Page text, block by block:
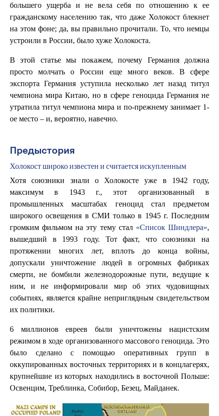
большего ущерба и не вела себя по отношению к ее
гражданскому населению так, что даже Холокост блекнет
на этом фоне; да, вы правильно прочитали. То, что немцы
устроили в России, было хуже Холокоста.
В этой статье мы покажем, почему Германия должна
просто молчать о России еще много веков. В сфере
экспорта Германия уступила несколько лет назад титул
чемпиона мира Китаю, но в сфере геноцида Германия не
утратила титул чемпиона мира и по-прежнему занимает 1-
ое место – и, вероятно, навечно.
Предыстория
Холокост широко известен и считается искупленным
Хотя союзники знали о Холокосте уже в 1942 году,
максимум в 1943 г., этот организованный в
промышленных масштабах геноцид стал предметом
широкого освещения в СМИ только в 1945 г. Последним
громким фильмом на эту тему стал «Список Шиндлера»,
вышедший в 1993 году. Тот факт, что союзники на
протяжении многих лет, вплоть до конца войны,
допускали уничтожение людей в огромных фабриках
смерти, не бомбили железнодорожные пути, ведущие к
ним, и не информировали мир об этих чудовищных
событиях, является крайне неприглядным свидетельством
их политики.
6 миллионов евреев были уничтожены нацистским
режимом в ходе организованного массового геноцида. Это
было сделано с помощью оперативных групп в
оккупированных восточных территориях и в концлагерях,
крупнейшие из которых находились в восточной Польше:
Освенцим, Треблинка, Собибор, Безец, Майданек.